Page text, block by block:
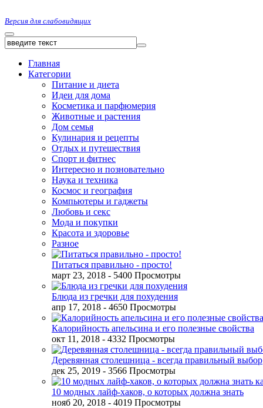
Версия для слабовидящих
Главная
Категории
Питание и диета
Идеи для дома
Косметика и парфюмерия
Животные и растения
Дом семья
Кулинария и рецепты
Отдых и путешествия
Спорт и фитнес
Интересно и позновательно
Наука и техника
Космос и география
Компьютеры и гаджеты
Любовь и секс
Мода и покупки
Красота и здоровье
Разное
Питаться правильно - просто!
март 23, 2018 - 5400 Просмотры
Блюда из гречки для похудения
апр 17, 2018 - 4650 Просмотры
Калорийность апельсина и его полезные свойства
окт 11, 2018 - 4332 Просмотры
Деревянная столешница - всегда правильный выбор
дек 25, 2019 - 3566 Просмотры
10 модных лайф-хаков, о которых должна знать
нояб 20, 2018 - 4019 Просмотры